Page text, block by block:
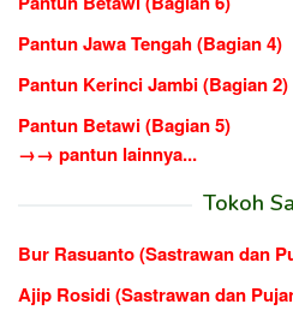
Pantun Jawa Tengah (Bagian 4)
Pantun Kerinci Jambi (Bagian 2)
Pantun Betawi (Bagian 5)
→→ pantun lainnya...
Tokoh
Bur Rasuanto (Sastrawan dan
Ajip Rosidi (Sastrawan dan